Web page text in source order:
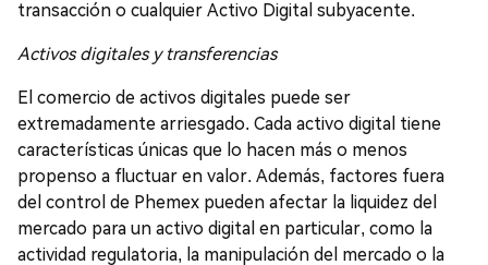
transacción o cualquier Activo Digital subyacente.
Activos digitales y transferencias
El comercio de activos digitales puede ser
extremadamente arriesgado. Cada activo digital tiene
características únicas que lo hacen más o menos
propenso a fluctuar en valor. Además, factores fuera
del control de Phemex pueden afectar la liquidez del
mercado para un activo digital en particular, como la
actividad regulatoria, la manipulación del mercado o la